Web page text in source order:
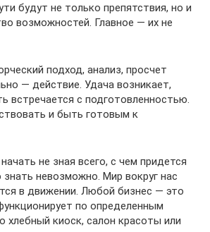
будут не только препятствия, но и
возможностей. Главное — их не
подход, анализ, просчет
— действие. Удача возникает,
встречается с подготовленностью.
и быть готовым к
не зная всего, с чем придется
знать невозможно. Мир вокруг нас
в движении. Любой бизнес — это
по определенным
хлебный киоск, салон красоты или